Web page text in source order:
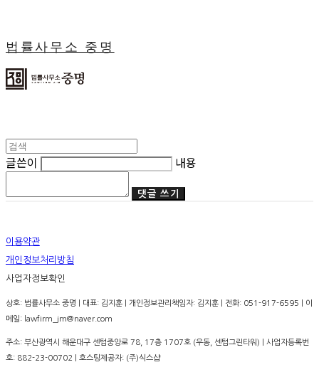
법률사무소 중명
글쓴이 내용
댓글 쓰기
이용약관
개인정보처리방침
사업자정보확인
상호: 법률사무소 중명 | 대표: 김지훈 | 개인정보관리책임자: 김지훈 | 전화: 051-917-6595 | 이
메일: lawfirm_jm@naver.com
주소: 부산광역시 해운대구 센텀중앙로 78, 17층 1707호 (우동, 센텀그린타워) | 사업자등록번
호: 882-23-00702 | 호스팅제공자: (주)식스샵